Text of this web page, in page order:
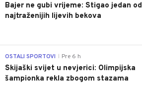
Bajer ne gubi vrijeme: Stigao jedan od
najtraženijih lijevih bekova
OSTALI SPORTOVI Pre 6 h
Skijaški svijet u nevjerici: Olimpijska
šampionka rekla zbogom stazama